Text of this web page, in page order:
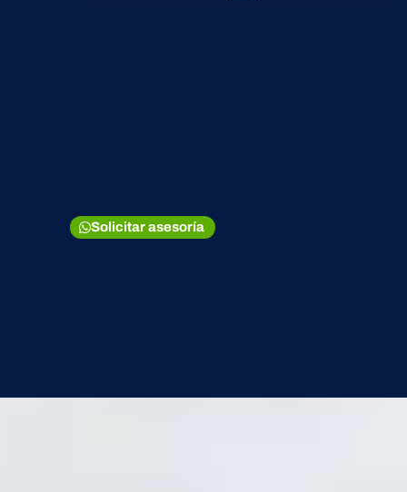
Solicitar asesoría